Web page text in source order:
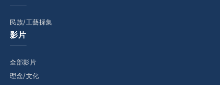
民族/工藝採集
影片
全部影片
理念/文化